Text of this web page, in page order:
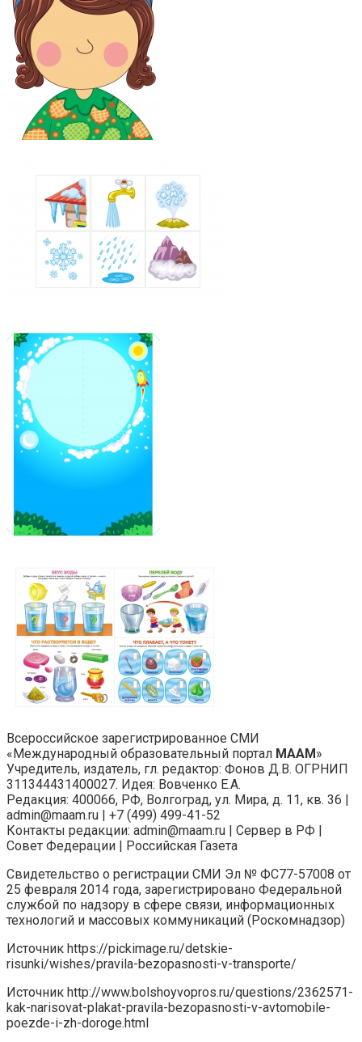
Всероссийское зарегистрированное СМИ
«Международный образовательный портал МААМ»
Учредитель, издатель, гл. редактор: Фонов Д.В. ОГРНИП
311344431400027. Идея: Вовченко Е.А.
Редакция: 400066, РФ, Волгоград, ул. Мира, д. 11, кв. 36 |
admin@maam.ru | +7 (499) 499-41-52
Контакты редакции: admin@maam.ru | Сервер в РФ |
Совет Федерации | Российская Газета
Свидетельство о регистрации СМИ Эл № ФС77-57008 от
25 февраля 2014 года, зарегистрировано Федеральной
службой по надзору в сфере связи, информационных
технологий и массовых коммуникаций (Роскомнадзор)
Источник https://pickimage.ru/detskie-
risunki/wishes/pravila-bezopasnosti-v-transporte/
Источник http://www.bolshoyvopros.ru/questions/2362571-
kak-narisovat-plakat-pravila-bezopasnosti-v-avtomobile-
poezde-i-zh-doroge.html